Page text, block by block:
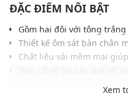
ĐẶC ĐIỂM NỔI BẬT
Gồm hai đôi với tông
Thiết kế ôm sát bàn chân
Chất liệu vải mềm mại
Kiểu dáng phù hợp khi
Xem